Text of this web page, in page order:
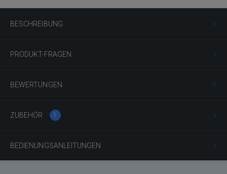
BESCHREIBUNG
PRODUKT-FRAGEN
BEWERTUNGEN
ZUBEHÖR 1
BEDIENUNGSANLEITUNGEN